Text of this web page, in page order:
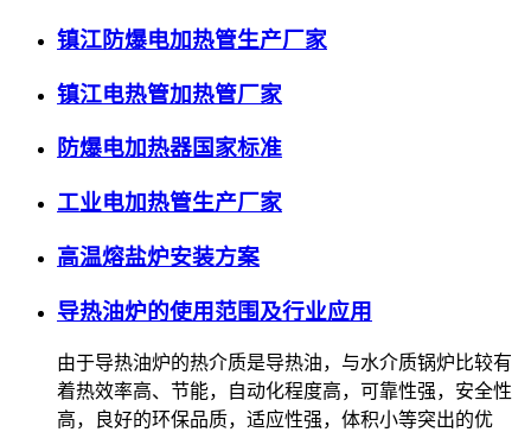
镇江防爆电加热管生产厂家
镇江电热管加热管厂家
防爆电加热器国家标准
工业电加热管生产厂家
高温熔盐炉安装方案
导热油炉的使用范围及行业应用
由于导热油炉的热介质是导热油，与水介质锅炉比较有
着热效率高、节能，自动化程度高，可靠性强，安全性
高，良好的环保品质，适应性强，体积小等突出的优